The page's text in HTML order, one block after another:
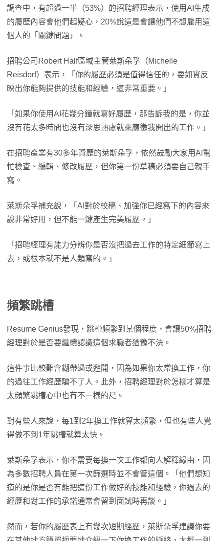
調查中，有超過一半（53%）的招聘經理表示，使用AI生成
的履歷內容會他們起疑心，20%說這是會讓他們不想雇用這
個人的「關鍵問題」。
招聘公司Robert Half區域主管萊斯朵孚（Michelle
Reisdorf）表示，「你的履歷必須是值得信任的，要如實反
映出你能夠提供的技能和經驗，這非常重要。」
「如果你使用AI花幾分鐘就寫好履歷，那告訴我的是，你並
沒有花太多時間也沒有深思熟慮就來應徵我開出的工作。」
在招聘產業有30多年資歷的萊斯朵孚，依然鼓勵大家用AI幫
忙檢查、編輯、修改履歷，但你第一份草稿必須要自己親手
寫。
萊斯朵孚補充說，「AI對於校稿、加強你已經寫下的內容來
說非常好用，但不能一鍵產生完美履歷。」
「招聘經理有能力分辨你是否沒把過去工作的特定細節寫上
去，或根本就不是人類寫的。」
頻繁跳槽
Resume Genius發現，跳槽頻繁到某個程度，會讓50%招聘
經理對於是否要繼續認識這個求職者猶豫不決。
這件事比較難含糊帶過或避開，因為如果你太常換工作，你
的過往工作經歷騙不了人。此外，招聘經理對於怎樣才算是
太頻繁跳槽心中也有不一樣的尺。
對有些人來說，每1到2年換工作就算太頻繁，但也有些人覺
得做不到1年跳槽就算太快。
萊斯朵孚表示，你不需要每換一次工作都向人解釋緣由，因
為多數招聘人員在第一次篩選時並不會管這個。「他們想知
道的是你是否有能把這份工作做好的技能和經驗，你過去的
經歷和對工作的承諾通常會留到面試時再談。」
然而，若你的履歷表上有幾次短期經歷，萊斯朵孚建議你要